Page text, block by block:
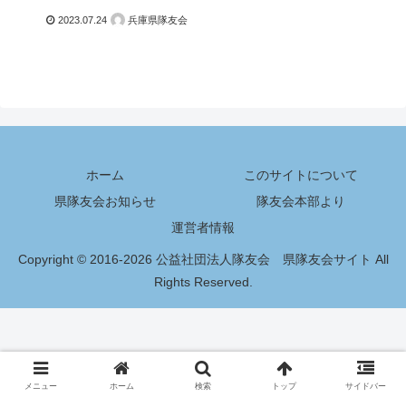
2023.07.24 兵庫県隊友会
ホーム
このサイトについて
県隊友会お知らせ
隊友会本部より
運営者情報
Copyright © 2016-2026 公益社団法人隊友会 県隊友会サイト All
Rights Reserved.
メニュー ホーム 検索 トップ サイドバー